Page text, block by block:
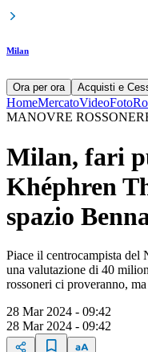
Milan
Ora per ora Acquisti e
HomeMercatoVideoFoto
MANOVRE
Milan, fari
Khéphren
spazio
Piace il centrocampista del
una valutazione di 40
rossoneri ci proveranno,
28 Mar 2024 - 09:42
28 Mar 2024 - 09:42